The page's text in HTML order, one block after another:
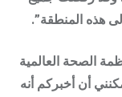
هذه المنطقة”.
الصحة العالمية
أن أخبركم أنه